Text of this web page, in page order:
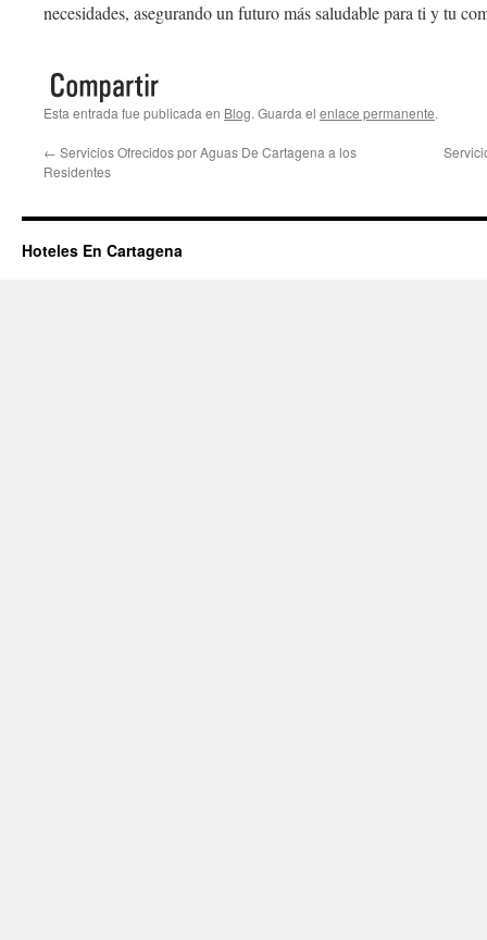
necesidades, asegurando un futuro más saludable para ti y tu
Esta entrada fue publicada en Blog. Guarda el enlace permanente.
← Servicios Ofrecidos por Aguas De Cartagena a los
Residentes
Hoteles En Cartagena